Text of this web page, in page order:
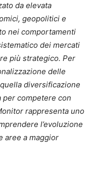
da elevata
geopolitici e
nei comportamenti
dei mercati
più strategico. Per
delle
diversificazione
per competere con
rappresenta uno
l’evoluzione
aree a maggior